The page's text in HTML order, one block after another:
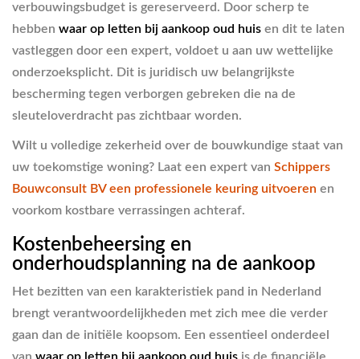
verbouwingsbudget is gereserveerd. Door scherp te
hebben waar op letten bij aankoop oud huis en dit te laten
vastleggen door een expert, voldoet u aan uw wettelijke
onderzoeksplicht. Dit is juridisch uw belangrijkste
bescherming tegen verborgen gebreken die na de
sleuteloverdracht pas zichtbaar worden.
Wilt u volledige zekerheid over de bouwkundige staat van
uw toekomstige woning? Laat een expert van Schippers
Bouwconsult BV een professionele keuring uitvoeren en
voorkom kostbare verrassingen achteraf.
Kostenbeheersing en
onderhoudsplanning na de aankoop
Het bezitten van een karakteristiek pand in Nederland
brengt verantwoordelijkheden met zich mee die verder
gaan dan de initiële koopsom. Een essentieel onderdeel
van waar op letten bij aankoop oud huis is de financiële